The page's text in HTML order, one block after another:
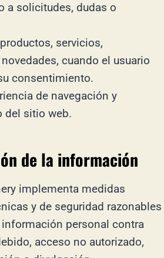
a solicitudes, dudas o
servicios,
cuando el usuario
consentimiento.
de navegación y
del sitio web.
de la información
implementa medidas
y de seguridad razonables
información personal contra
acceso no autorizado,